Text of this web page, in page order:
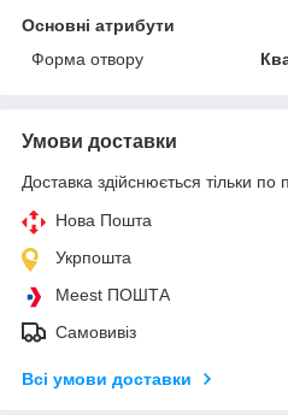
Основні атрибути
Форма отвору
Умови доставки
Доставка здійснюється тільки по
Нова Пошта
Укрпошта
Meest ПОШТА
Самовивіз
Всі умови доставки